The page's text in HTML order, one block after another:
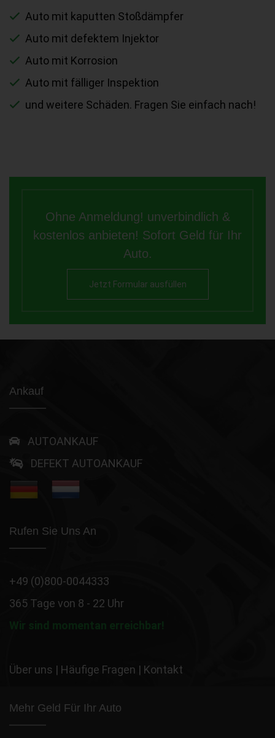
Auto mit kaputten Stoßdämpfer
Auto mit defektem Injektor
Auto mit Korrosion
Auto mit fälliger Inspektion
und weitere Schäden. Fragen Sie einfach nach!
Ohne Anmeldung! unverbindlich &
kostenlos anbieten! Sofort Geld für Ihr
Auto.
Jetzt Formular ausfüllen
Ankauf
AUTOANKAUF
DEFEKT AUTOANKAUF
Rufen Sie Uns An
+49 (0)800-0044333
365 Tage von 8 - 22 Uhr
Wir sind momentan erreichbar!
Über uns | Häufige Fragen | Kontakt
Mehr Geld Für Ihr Auto